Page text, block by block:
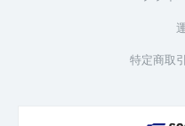
特定商取